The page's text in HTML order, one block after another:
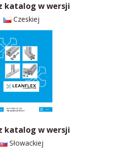
katalog w wersji
Czeskiej
katalog w wersji
Słowackiej